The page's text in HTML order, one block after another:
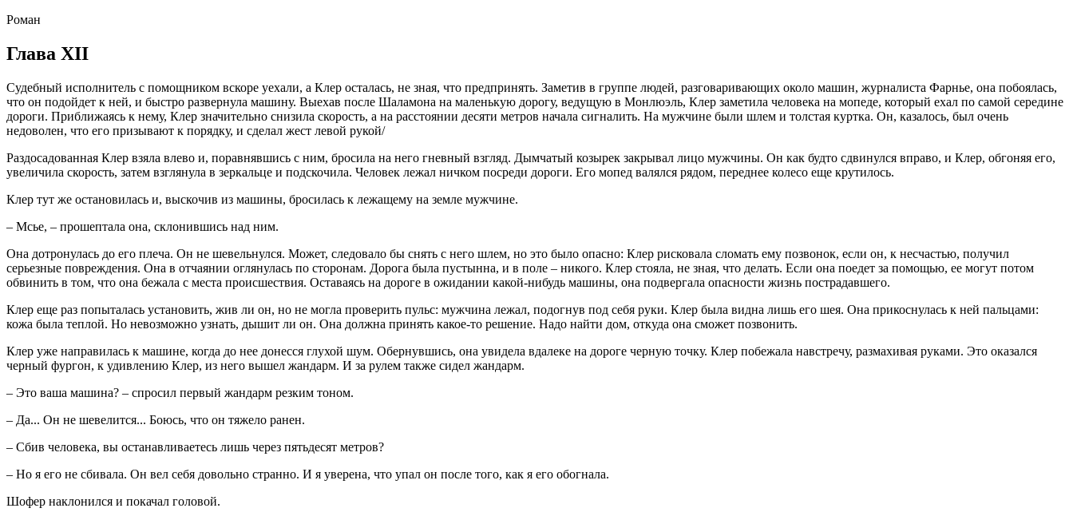
Роман
Глава ХII
Судебный исполнитель с помощником вскоре уехали, а Клер осталась, не зная, что предпринять. Заметив в группе людей, разговаривающих около машин, журналиста Фарнье, она побоялась,
что он подойдет к ней, и быстро развернула машину. Выехав после Шаламона на маленькую дорогу, ведущую в Монлюэль, Клер заметила человека на мопеде, который ехал по самой середине
дороги. Приближаясь к нему, Клер значительно снизила скорость, а на расстоянии десяти метров начала сигналить. На мужчине были шлем и толстая куртка. Он, казалось, был очень
недоволен, что его призывают к порядку, и сделал жест левой рукой/
Раздосадованная Клер взяла влево и, поравнявшись с ним, бросила на него гневный взгляд. Дымчатый козырек закрывал лицо мужчины. Он как будто сдвинулся вправо, и Клер, обгоняя его,
увеличила скорость, затем взглянула в зеркальце и подскочила. Человек лежал ничком посреди дороги. Его мопед валялся рядом, переднее колесо еще крутилось.
Клер тут же остановилась и, выскочив из машины, бросилась к лежащему на земле мужчине.
– Мсье, – прошептала она, склонившись над ним.
Она дотронулась до его плеча. Он не шевельнулся. Может, следовало бы снять с него шлем, но это было опасно: Клер рисковала сломать ему позвонок, если он, к несчастью, получил
серьезные повреждения. Она в отчаянии оглянулась по сторонам. Дорога была пустынна, и в поле – никого. Клер стояла, не зная, что делать. Если она поедет за помощью, ее могут потом
обвинить в том, что она бежала с места происшествия. Оставаясь на дороге в ожидании какой-нибудь машины, она подвергала опасности жизнь пострадавшего.
Клер еще раз попыталась установить, жив ли он, но не могла проверить пульс: мужчина лежал, подогнув под себя руки. Клер была видна лишь его шея. Она прикоснулась к ней пальцами:
кожа была теплой. Но невозможно узнать, дышит ли он. Она должна принять какое-то решение. Надо найти дом, откуда она сможет позвонить.
Клер уже направилась к машине, когда до нее донесся глухой шум. Обернувшись, она увидела вдалеке на дороге черную точку. Клер побежала навстречу, размахивая руками. Это оказался
черный фургон, к удивлению Клер, из него вышел жандарм. И за рулем также сидел жандарм.
– Это ваша машина? – спросил первый жандарм резким тоном.
– Да... Он не шевелится... Боюсь, что он тяжело ранен.
– Сбив человека, вы останавливаетесь лишь через пятьдесят метров?
– Но я его не сбивала. Он вел себя довольно странно. И я уверена, что упал он после того, как я его обогнала.
Шофер наклонился и покачал головой.